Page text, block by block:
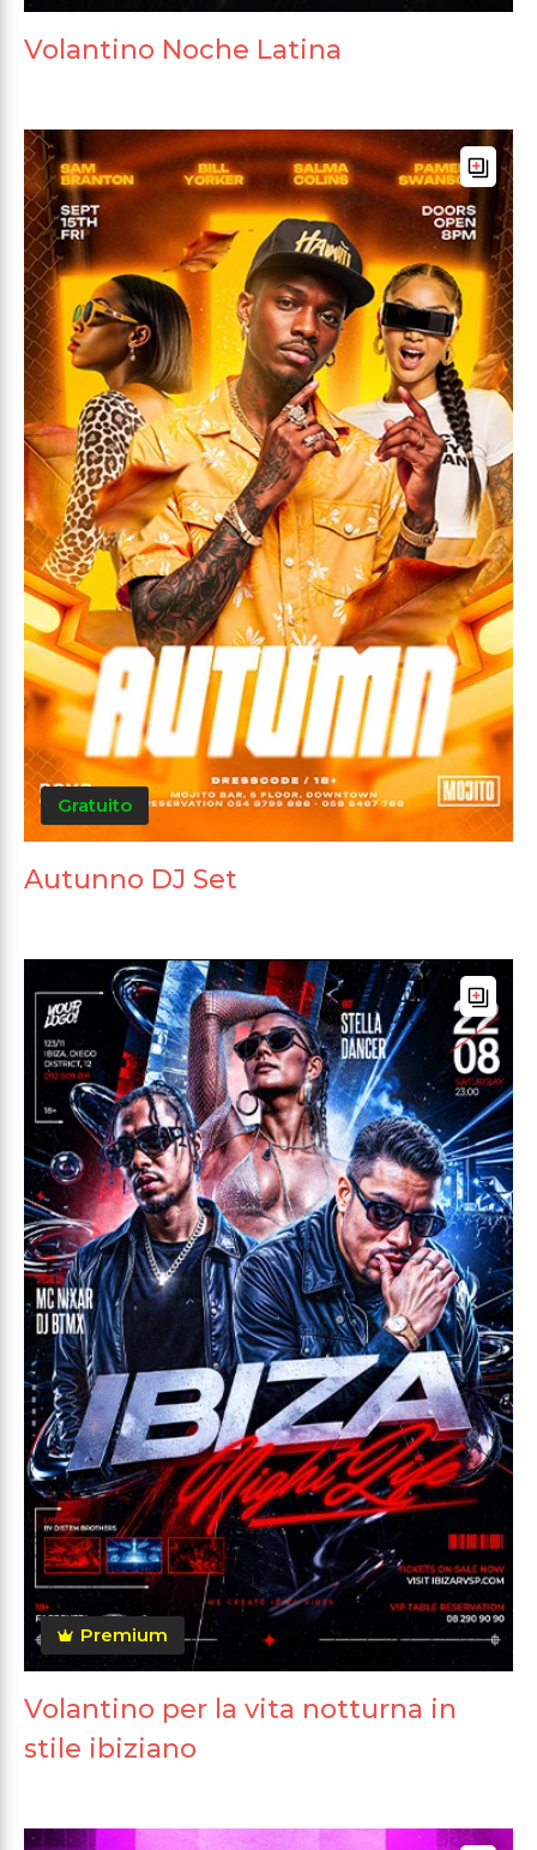
Volantino Noche Latina
Gratuito
Autunno DJ Set
Premium
Volantino per la vita notturna in
stile ibiziano